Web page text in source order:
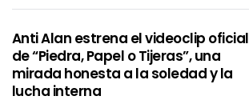
Anti Alan estrena el videoclip oficial
de “Piedra, Papel o Tijeras”, una
mirada honesta a la soledad y la
lucha interna